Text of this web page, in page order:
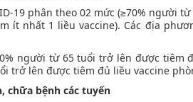
19 phân theo 02 mức (≥70% người
ít nhất 1 liều vaccine). Các địa
người từ 65 tuổi trở lên được tiêm
trở lên được tiêm đủ liều vaccine
chữa bệnh các tuyến